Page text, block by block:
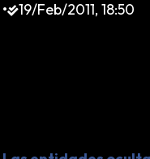
•
19/Feb/2011, 18:50